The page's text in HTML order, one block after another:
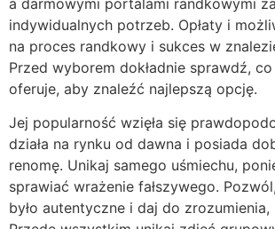
indywidualnych potrzeb. Opłaty i
na proces randkowy i sukces w
Przed wyborem dokładnie sprawdź,
oferuje, aby znaleźć najlepszą opcję.
Jej popularność wzięła się
działa na rynku od dawna i posiada
renomę. Unikaj samego uśmiechu,
sprawiać wrażenie fałszywego.
było autentyczne i daj do zrozumienia,